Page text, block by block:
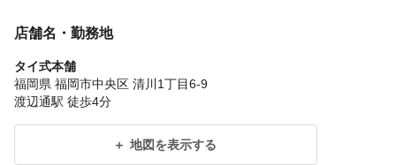
店舗名・勤務地
タイ式本舗
福岡県 福岡市中央区 清川1丁目6-9
渡辺通駅 徒歩4分
地図を表示する